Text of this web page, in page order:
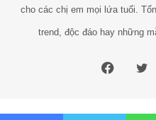
cho các chị em mọi lứa tuổi.
trend, độc đáo hay những